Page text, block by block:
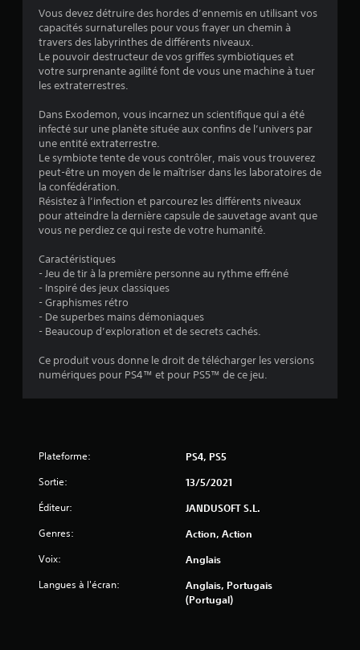
.
2
é
t
o
i
u
r
Vous devez détruire des hordes d’ennemis en utilisant vos
capacités surnaturelles pour vous frayer un chemin à
travers des labyrinthes de différents niveaux.
Le pouvoir destructeur de vos griffes symbiotiques et
votre surprenante agilité font de vous une machine à tuer
les extraterrestres.
Dans Exodemon, vous incarnez un scientifique qui a été
infecté sur une planète située aux confins de l’univers par
une entité extraterrestre.
Le symbiote tente de vous contrôler, mais vous trouverez
peut-être un moyen de le maîtriser dans les laboratoires de
la confédération.
Résistez à l’infection et parcourez les différents niveaux
pour atteindre la dernière capsule de sauvetage avant que
vous ne perdiez ce qui reste de votre humanité.
Caractéristiques
- Jeu de tir à la première personne au rythme effréné
- Inspiré des jeux classiques
- Graphismes rétro
- De superbes mains démoniaques
- Beaucoup d’exploration et de secrets cachés.
Ce produit vous donne le droit de télécharger les versions
numériques pour PS4™ et pour PS5™ de ce jeu.
Plateforme: PS4, PS5
Sortie: 13/5/2021
Éditeur: JANDUSOFT S.L.
Genres: Action, Action
Voix: Anglais
Langues à l'écran:
Anglais, Portugais
(Portugal)